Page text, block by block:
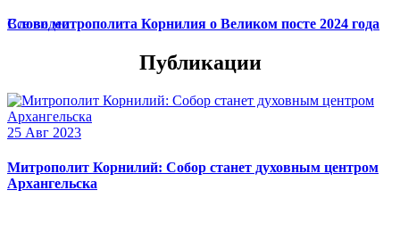
Слово митрополита Корнилия о Великом посте 2024 года
Все видео
Публикации
25 Авг 2023
Митрополит Корнилий: Собор станет духовным центром
Архангельска